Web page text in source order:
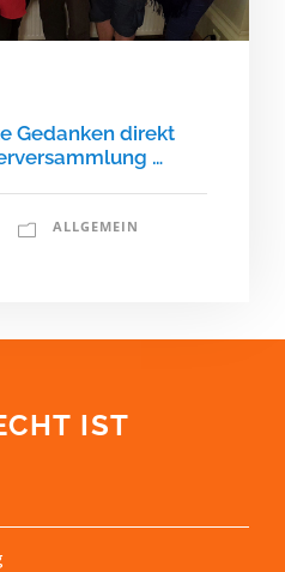
Gedanken direkt
…
ALLGEMEIN
IST